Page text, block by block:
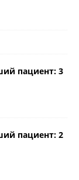
пациент: 3
пациент: 2